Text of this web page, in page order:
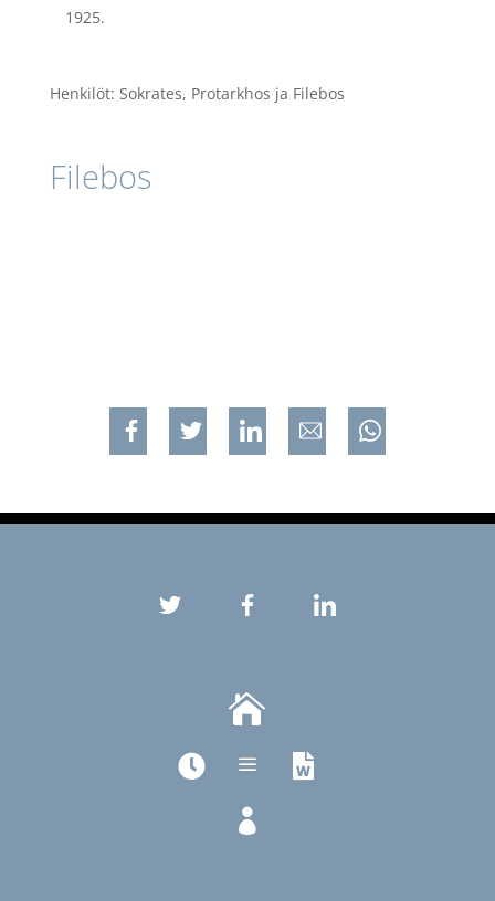
1925.
Henkilöt: Sokrates, Protarkhos ja Filebos
Filebos
Jaa FacebookissaJaa TwitterissaJaa LinkedinissäJaa sähköpostilla
a



